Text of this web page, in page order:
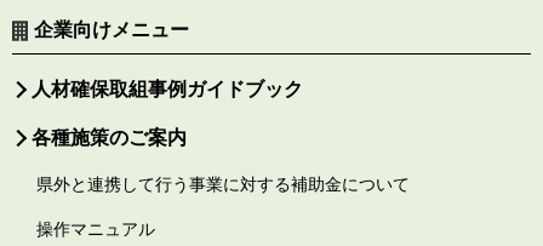
企業向けメニュー
人材確保取組事例ガイドブック
各種施策のご案内
県外と連携して行う事業に対する補助金について
操作マニュアル